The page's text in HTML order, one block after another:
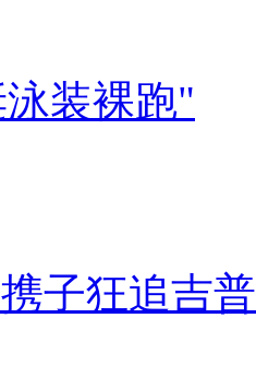
装裸跑"
子狂追吉